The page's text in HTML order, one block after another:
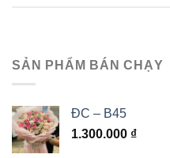
SẢN PHẨM BÁN CHẠY
ĐC – B45
1.300.000 ₫